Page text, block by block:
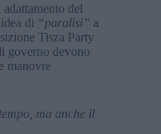
del
di “paralisi” a
Tisza Party
governo devono
manovre
ma anche il